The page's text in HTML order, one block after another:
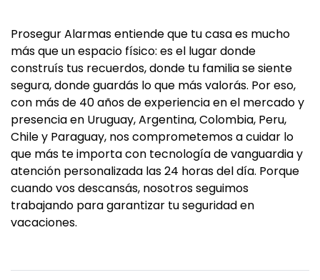
Prosegur Alarmas entiende que tu casa es mucho
más que un espacio físico: es el lugar donde
construís tus recuerdos, donde tu familia se siente
segura, donde guardás lo que más valorás. Por eso,
con más de 40 años de experiencia en el mercado y
presencia en Uruguay, Argentina, Colombia, Peru,
Chile y Paraguay, nos comprometemos a cuidar lo
que más te importa con tecnología de vanguardia y
atención personalizada las 24 horas del día. Porque
cuando vos descansás, nosotros seguimos
trabajando para garantizar tu seguridad en
vacaciones.